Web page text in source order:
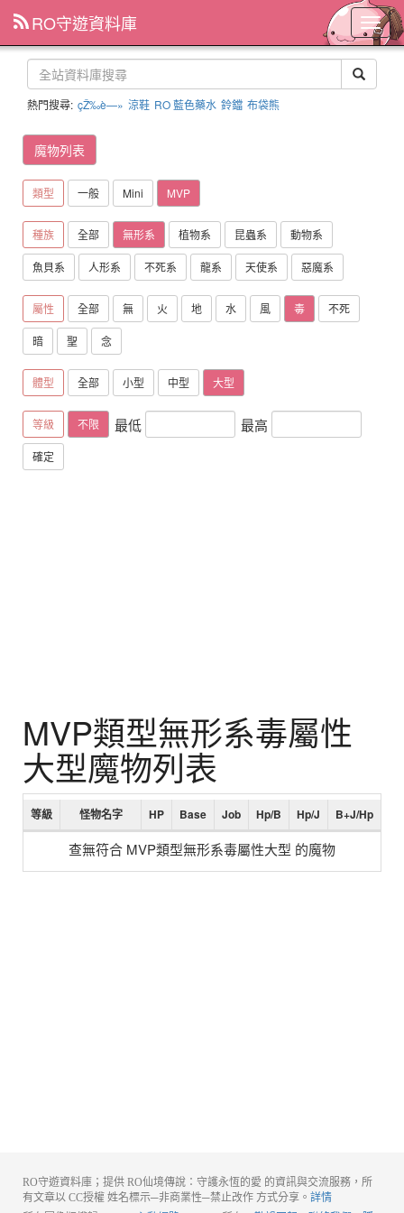
主
選
單
RO守遊資料庫
熱門搜尋: çŽ‰è—» 涼鞋 RO 藍色藥水 鈴鐺 布袋熊
魔物列表
類型 一般 Mini MVP
種族 全部 無形系 植物系 昆蟲系 動物系
魚貝系 人形系 不死系 龍系 天使系 惡魔系
屬性 全部 無 火 地 水 風 毒 不死
暗 聖 念
體型 全部 小型 中型 大型
等級 不限 最低 最高
確定
MVP類型無形系毒屬性
大型魔物列表
等級 怪物名字 HP Base Job Hp/B Hp/J B+J/Hp
查無符合 MVP類型無形系毒屬性大型 的魔物
RO守遊資料庫；提供 RO仙境傳說：守護永恆的愛 的資訊與交流服務，所
有文章以 CC授權 姓名標示─非商業性─禁止改作 方式分享。 詳情